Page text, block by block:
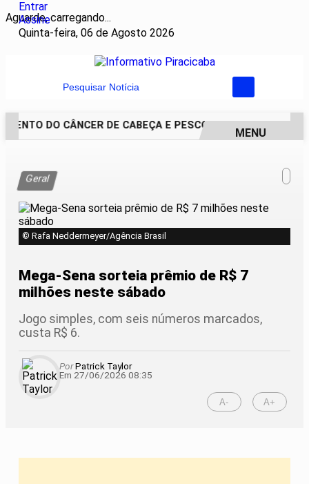
Aguarde, carregando...
Entrar
Assine
Quinta-feira, 06 de Agosto 2026
Pesquisar Notícia
DO CÂNCER DE CABEÇA E PESCOÇO EVOLUI E
MENU
Geral
© Rafa Neddermeyer/Agência Brasil
Mega-Sena sorteia prêmio de R$ 7
milhões neste sábado
Jogo simples, com seis números marcados,
custa R$ 6.
PorPatrick Taylor
Em 27/06/2026 08:35
A- A+